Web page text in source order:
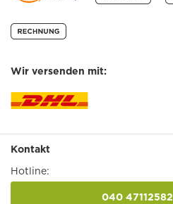
Wir versenden mit:
Kontakt
Hotline:
040 47112582